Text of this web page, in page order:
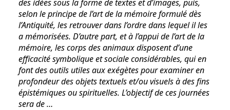
des idées sous la forme de textes et d’images, puis,
selon le principe de l’art de la mémoire formulé dès
l’Antiquité, les retrouver dans l’ordre dans lequel il les
a mémorisées. D’autre part, et à l’appui de l’art de la
mémoire, les corps des animaux disposent d’une
efficacité symbolique et sociale considérables, qui en
font des outils utiles aux exégètes pour examiner en
profondeur des objets textuels et/ou visuels à des fins
épistémiques ou spirituelles. L’objectif de ces journées
sera de …